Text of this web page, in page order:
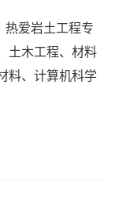
热爱岩土工程专
土木工程、材料
料、计算机科学